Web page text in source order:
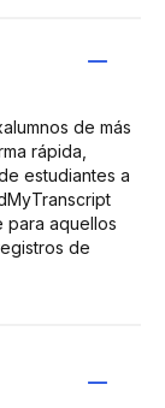
de más
rápida,
estudiantes a
para aquellos
de